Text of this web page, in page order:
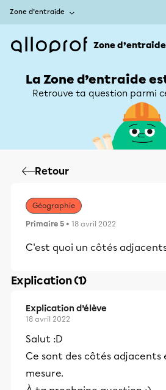
Zone d’entraide
Zone d’entraide
La Zone d’entraide
Retrouve ta question parmi
Retour
Géographie
Primaire 5 • 18 avril 2022
C'est quoi un côtés
Explication (1)
Explication d’élève
18 avril 2022
Salut :D
Ce sont des côtés adjacents
mesure.